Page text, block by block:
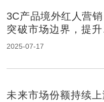
3C产品境外红人营销
突破市场边界，提升
牌影响力
2025-07-17
未来市场份额持续上